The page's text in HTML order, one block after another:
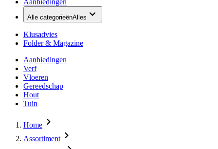
Aanbiedingen
Alle categorieënAlles
Klusadvies
Folder & Magazine
Aanbiedingen
Verf
Vloeren
Gereedschap
Hout
Tuin
Home
Assortiment